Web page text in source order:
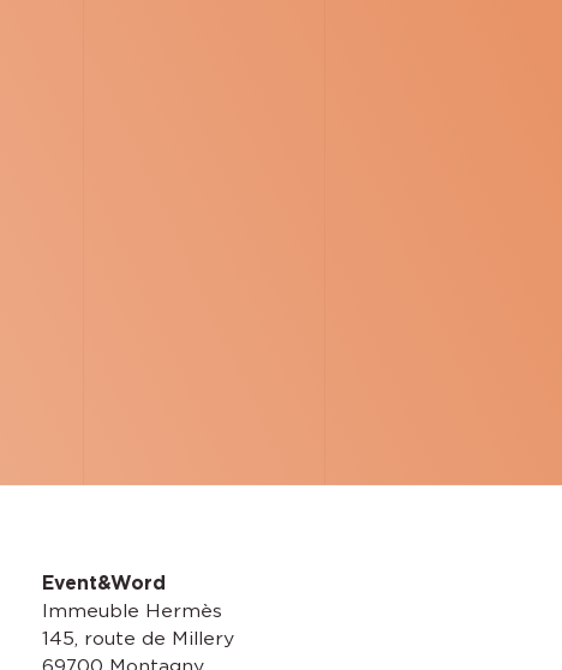
Event&Word
Immeuble Hermès
145, route de Millery